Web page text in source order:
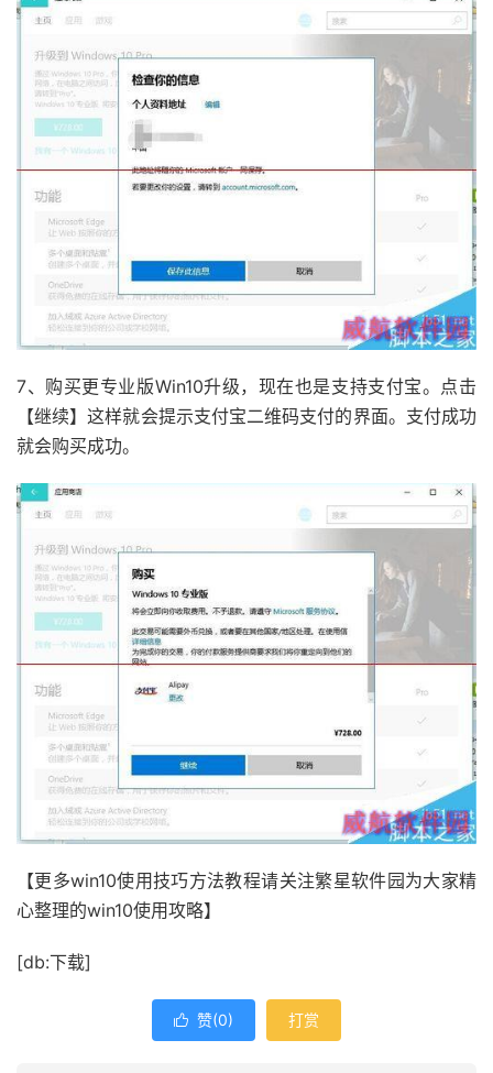
7、购买更专业版Win10升级，现在也是支持支付宝。点击
【继续】这样就会提示支付宝二维码支付的界面。支付成功
就会购买成功。
【更多win10使用技巧方法教程请关注繁星软件园为大家精
心整理的win10使用攻略】
[db:下载]
 赞(0) 打赏